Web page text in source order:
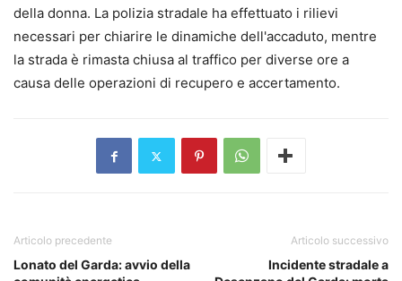
della donna. La polizia stradale ha effettuato i rilievi
necessari per chiarire le dinamiche dell'accaduto, mentre
la strada è rimasta chiusa al traffico per diverse ore a
causa delle operazioni di recupero e accertamento.
Articolo precedente
Lonato del Garda: avvio della
Articolo successivo
Incidente stradale a